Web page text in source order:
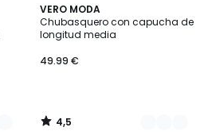
VERO MODA
Chubasquero con capucha de
longitud media
49.99 €
4,5
/ 5
2
Colores
4,5
/